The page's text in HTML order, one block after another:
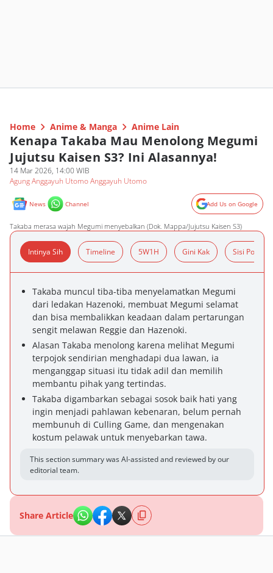
Home Anime & Manga Anime Lain
Kenapa Takaba Mau Menolong Megumi
Jujutsu Kaisen S3? Ini Alasannya!
14 Mar 2026, 14:00 WIB
Agung Anggayuh Utomo Anggayuh Utomo
News Channel Add Us on Google
Takaba merasa wajah Megumi menyebalkan (Dok. Mappa/Jujutsu Kaisen S3)
Intinya Sih Timeline 5W1H Gini Kak Sisi Positif
Takaba muncul tiba-tiba menyelamatkan Megumi
dari ledakan Hazenoki, membuat Megumi selamat
dan bisa membalikkan keadaan dalam pertarungan
sengit melawan Reggie dan Hazenoki.
Alasan Takaba menolong karena melihat Megumi
terpojok sendirian menghadapi dua lawan, ia
menganggap situasi itu tidak adil dan memilih
membantu pihak yang tertindas.
Takaba digambarkan sebagai sosok baik hati yang
ingin menjadi pahlawan kebenaran, belum pernah
membunuh di Culling Game, dan mengenakan
kostum pelawak untuk menyebarkan tawa.
This section summary was AI-assisted and reviewed by our
editorial team.
Share Article